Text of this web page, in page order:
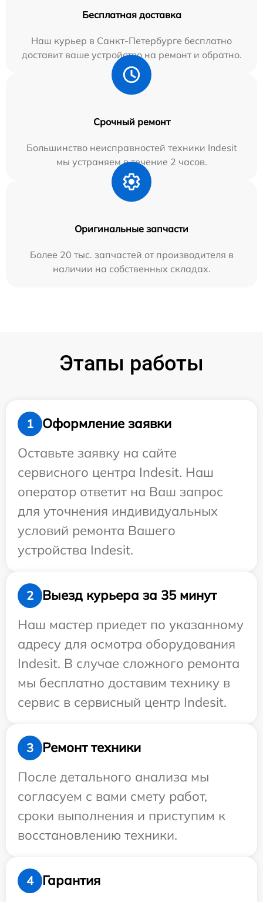
Бесплатная доставка
Наш курьер в Санкт-Петербурге бесплатно
доставит ваше устройство на ремонт и обратно.
Срочный ремонт
Большинство неисправностей техники Indesit
мы устраняем в течение 2 часов.
Оригинальные запчасти
Более 20 тыс. запчастей от производителя в
наличии на собственных складах.
Этапы работы
1
Оформление заявки
Оставьте заявку на сайте
сервисного центра Indesit. Наш
оператор ответит на Ваш запрос
для уточнения индивидуальных
условий ремонта Вашего
устройства Indesit.
2
Выезд курьера за 35 минут
Наш мастер приедет по указанному
адресу для осмотра оборудования
Indesit. В случае сложного ремонта
мы бесплатно доставим технику в
сервис в сервисный центр Indesit.
3
Ремонт техники
После детального анализа мы
согласуем с вами смету работ,
сроки выполнения и приступим к
восстановлению техники.
4
Гарантия